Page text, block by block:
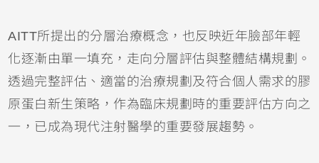
AITT所提出的分層治療概念，也反映近年臉部年輕
化逐漸由單一填充，走向分層評估與整體結構規劃。
透過完整評估、適當的治療規劃及符合個人需求的膠
原蛋白新生策略，作為臨床規劃時的重要評估方向之
一，已成為現代注射醫學的重要發展趨勢。